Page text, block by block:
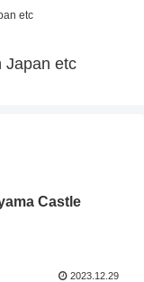
etc
Japan etc
Castle
2023.12.29